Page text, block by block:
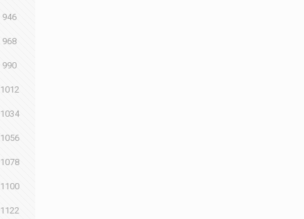
946
968
990
1012
1034
1056
1078
1100
1122